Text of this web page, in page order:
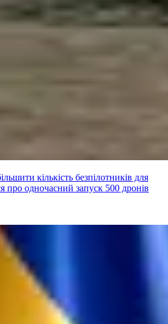
кількість безпілотників для
про одночасний запуск 500 дронів